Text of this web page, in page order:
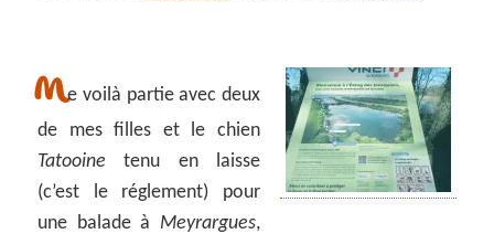
Me voilà partie avec deux
de mes filles et le chien
Tatooine tenu en laisse
(c’est le réglement) pour
une balade à Meyrargues,